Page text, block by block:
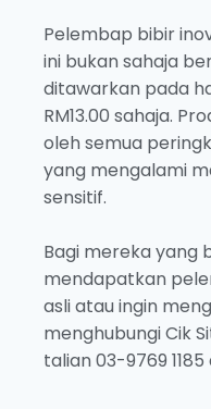
Pelembap bibir
ini bukan sahaja
ditawarkan pada
RM13.00 sahaja.
oleh semua
yang mengalami
sensitif.
Bagi mereka yang
mendapatkan
asli atau ingin
menghubungi Cik
talian 03-9769